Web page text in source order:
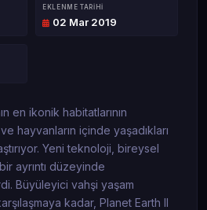
EKLENME TARIHI
02 Mar 2019
en ikonik habitatlarının
hayvanların içinde yaşadıkları
Yeni teknoloji, bireysel
ayrıntı düzeyinde
Büyüleyici vahşi yaşam
kadar, Planet Earth II